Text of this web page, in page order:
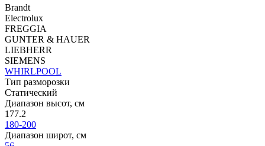
Brandt
Electrolux
FREGGIA
GUNTER & HAUER
LIEBHERR
SIEMENS
WHIRLPOOL
Тип разморозки
Статический
Диапазон высот, см
177.2
180-200
Диапазон широт, см